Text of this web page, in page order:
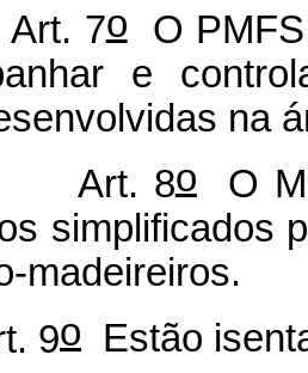
Art. 7oO PMFS
e
na
Art. 8oO
simplificados
madeireiros.
9o Estão